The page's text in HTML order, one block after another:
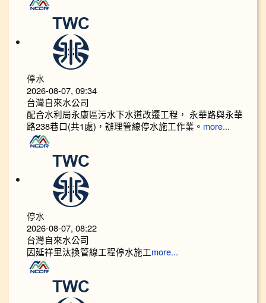
停水
2026-08-07, 09:34
台灣自來水公司
配合水利局永康區污水下水道改遷工程， 永華路與永華
路238巷口(共1處)，辦理管線停水施工作業。 more...
停水
2026-08-07, 08:22
台灣自來水公司
因延祥里汰換管線工程停水施工more...